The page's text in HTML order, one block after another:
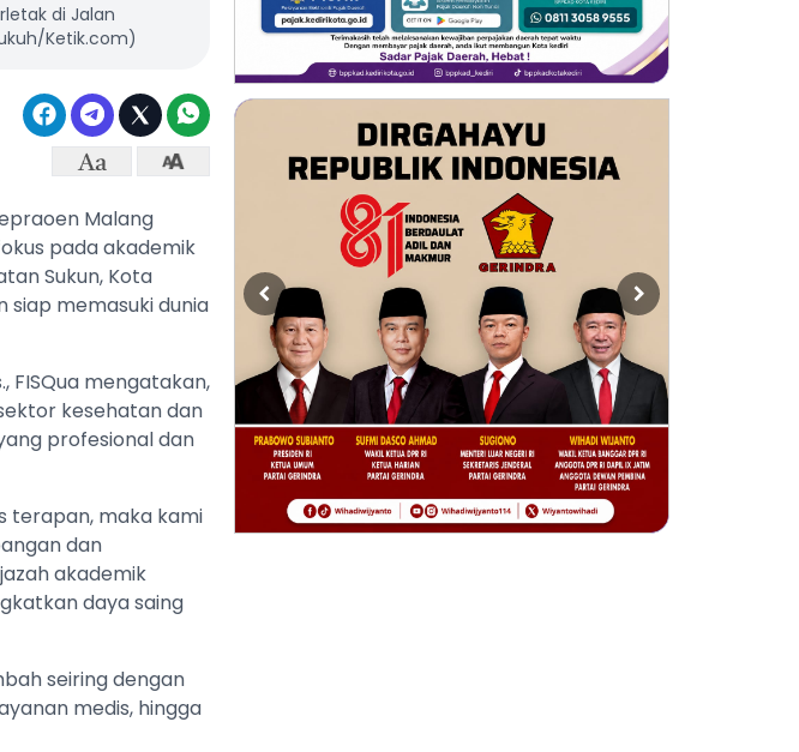
di Jalan
Ketik.com)
Malang
pada akademik
Sukun, Kota
memasuki dunia
FISQua mengatakan,
kesehatan dan
profesional dan
terapan, maka kami
dan
akademik
daya saing
seiring dengan
medis, hingga